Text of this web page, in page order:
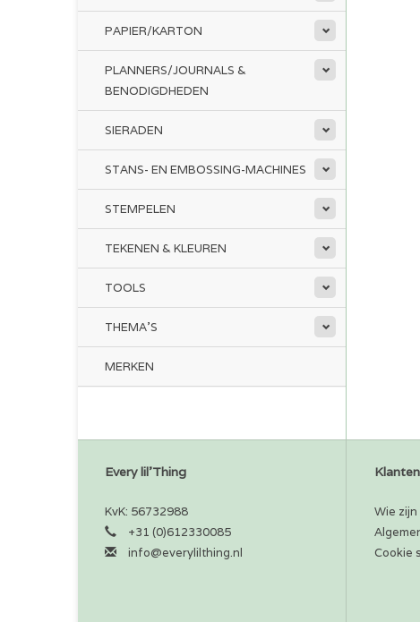
PAPIER/KARTON
PLANNERS/JOURNALS &
BENODIGDHEDEN
SIERADEN
STANS- EN EMBOSSING-MACHINES
STEMPELEN
TEKENEN & KLEUREN
TOOLS
THEMA'S
MERKEN
Every lil'Thing
KvK: 56732988
+31 (0)612330085
info@everylilthing.nl
Wie zijn
Cookie